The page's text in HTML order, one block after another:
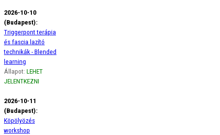
2026-10-10
(Budapest):
Triggerpont terápia
és fascia lazító
technikák - Blended
learning
Állapot: LEHET
JELENTKEZNI
2026-10-11
(Budapest):
Köpölyözés
workshop